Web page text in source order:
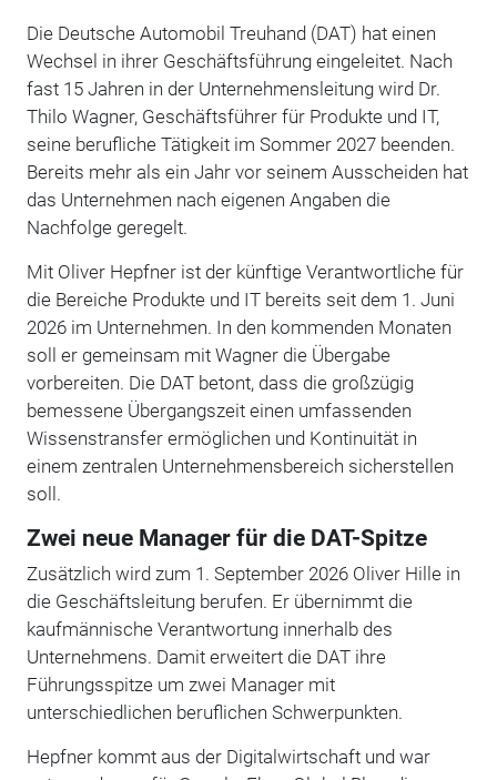
Die Deutsche Automobil Treuhand (DAT) hat einen
Wechsel in ihrer Geschäftsführung eingeleitet. Nach
fast 15 Jahren in der Unternehmensleitung wird Dr.
Thilo Wagner, Geschäftsführer für Produkte und IT,
seine berufliche Tätigkeit im Sommer 2027 beenden.
Bereits mehr als ein Jahr vor seinem Ausscheiden hat
das Unternehmen nach eigenen Angaben die
Nachfolge geregelt.
Mit Oliver Hepfner ist der künftige Verantwortliche für
die Bereiche Produkte und IT bereits seit dem 1. Juni
2026 im Unternehmen. In den kommenden Monaten
soll er gemeinsam mit Wagner die Übergabe
vorbereiten. Die DAT betont, dass die großzügig
bemessene Übergangszeit einen umfassenden
Wissenstransfer ermöglichen und Kontinuität in
einem zentralen Unternehmensbereich sicherstellen
soll.
Zwei neue Manager für die DAT-Spitze
Zusätzlich wird zum 1. September 2026 Oliver Hille in
die Geschäftsleitung berufen. Er übernimmt die
kaufmännische Verantwortung innerhalb des
Unternehmens. Damit erweitert die DAT ihre
Führungsspitze um zwei Manager mit
unterschiedlichen beruflichen Schwerpunkten.
Hepfner kommt aus der Digitalwirtschaft und war